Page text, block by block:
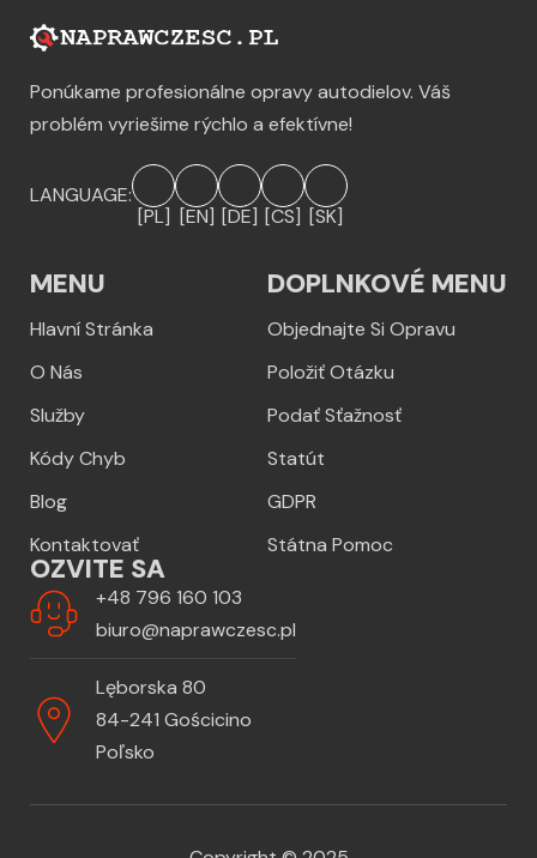
Ponúkame profesionálne opravy autodielov. Váš
problém vyriešime rýchlo a efektívne!
LANGUAGE:
[PL] [EN] [DE] [CS] [SK]
MENU
Hlavní Stránka
O Nás
Služby
Kódy Chyb
Blog
Kontaktovať
DOPLNKOVÉ MENU
Objednajte Si Opravu
Položiť Otázku
Podať Sťažnosť
Statút
GDPR
Státna Pomoc
OZVITE SA
+48 796 160 103
biuro@naprawczesc.pl
Lęborska 80
84-241 Gościcino
Poľsko